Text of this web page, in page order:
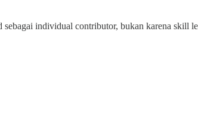
individual contributor, bukan karena skill